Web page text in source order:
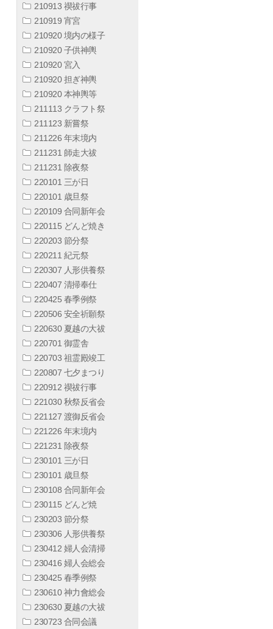
210913 禊祓行事
210919 宵宮
210920 境内の様子
210920 子供神輿
210920 宮入
210920 担ぎ神輿
210920 本神輿等
211113 クラフト祭
211123 新嘗祭
211226 年末境内
211231 師走大祓
211231 除夜祭
220101 三が日
220101 歳旦祭
220109 合同新年会
220115 どんど焼き
220203 節分祭
220211 紀元祭
220307 人形供養祭
220407 清掃奉仕
220425 春季例祭
220506 安全祈願祭
220630 夏越の大祓
220701 御霊舎
220703 祖霊殿竣工
220807 七夕まつり
220912 禊祓行事
221030 秋祭反省会
221127 渡御反省会
221226 年末境内
221231 除夜祭
230101 三が日
230101 歳旦祭
230108 合同新年会
230115 どんど焼
230203 節分祭
230306 人形供養祭
230412 婦人会清掃
230416 婦人会総会
230425 春季例祭
230610 神力會総会
230630 夏越の大祓
230723 合同会議